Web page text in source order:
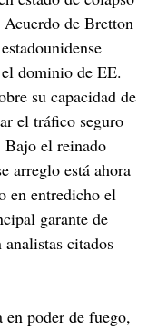
de Bretton
dominio de EE.
su capacidad de
el tráfico seguro
Bajo el reinado
arreglo está ahora
en entredicho el
garante de
citados
en poder de fuego,